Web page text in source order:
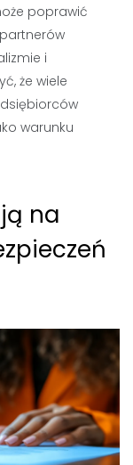
poprawić
i
że wiele
warunku
na